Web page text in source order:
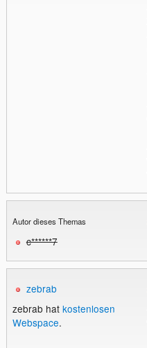
Autor dieses Themas
c******7
zebrab
zebrab hat kostenlosen
Webspace.